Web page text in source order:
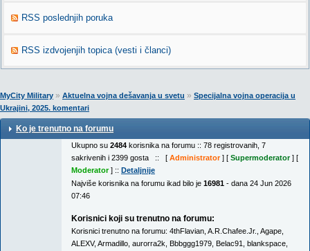
RSS poslednjih poruka
RSS izdvojenjih topica (vesti i članci)
MyCity Military » Aktuelna vojna dešavanja u svetu » Specijalna vojna operacija u
Ukrajini, 2025. komentari
Ko je trenutno na forumu
Ukupno su 2484 korisnika na forumu :: 78 registrovanih, 7
sakrivenih i 2399 gosta :: [ Administrator] [ Supermoderator] [
Moderator] :: Detaljnije
Najviše korisnika na forumu ikad bilo je 16981 - dana 24 Jun 2026
07:46
Korisnici koji su trenutno na forumu:
Korisnici trenutno na forumu: 4thFlavian A.R.Chafee.Jr. Agape
ALEXV, Armadillo aurorra2k Bbbggg1979 Belac91 blankspace